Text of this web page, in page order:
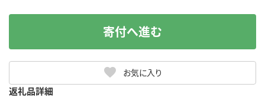
お気に入り
寄付へ進む
返礼品詳細